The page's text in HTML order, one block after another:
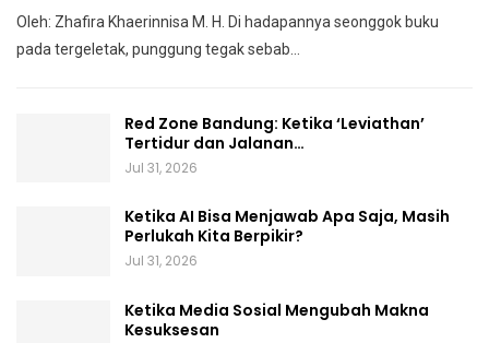
Oleh: Zhafira Khaerinnisa M. H.
Di hadapannya seonggok buku
pada tergeletak, punggung tegaksebab
Red Zone Bandung: Ketika ‘Leviathan’
Tertidur dan Jalanan…
Jul 31, 2026
Ketika AI Bisa Menjawab Apa Saja, Masih
Perlukah Kita Berpikir?
Jul 31, 2026
Ketika Media Sosial Mengubah Makna
Kesuksesan